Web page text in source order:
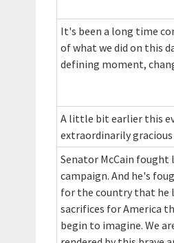
It's been a long time
of what we did on this
defining moment,
A little bit earlier this
extraordinarily
Senator McCain fought
campaign. And he's
for the country that he
sacrifices for America
begin to imagine. We